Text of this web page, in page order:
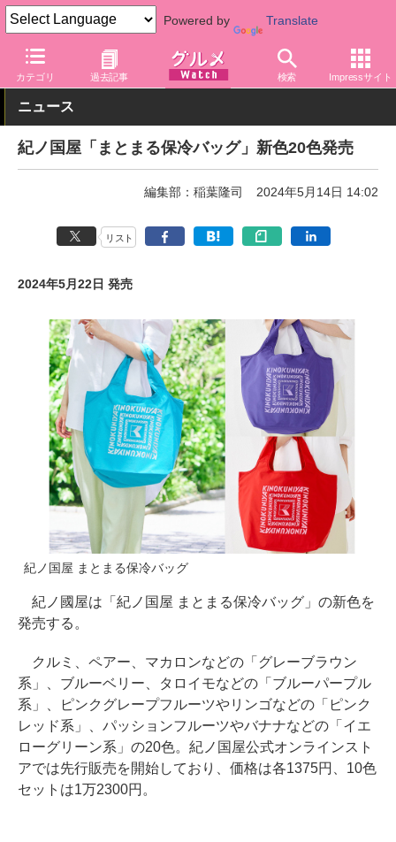
Powered by Translate
カテゴリ 過去記事 検索 Impressサイト
グルメ Watch 店舗 バラエティ 紀ノ国屋
ニュース
紀ノ国屋「まとまる保冷バッグ」新色20色発売
編集部：稲葉隆司 2024年5月14日 14:02
リスト
2024年5月22日 発売
紀ノ国屋 まとまる保冷バッグ
紀ノ國屋は「紀ノ国屋 まとまる保冷バッグ」の新色を
発売する。
クルミ、ペアー、マカロンなどの「グレーブラウン
系」、ブルーベリー、タロイモなどの「ブルーパープル
系」、ピンクグレープフルーツやリンゴなどの「ピンク
レッド系」、パッションフルーツやバナナなどの「イエ
ローグリーン系」の20色。紀ノ国屋公式オンラインスト
アでは先行販売を開始しており、価格は各1375円、10色
セットは1万2300円。